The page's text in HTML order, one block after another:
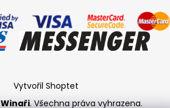
Vytvořil Shoptet
Winaři. Všechna práva vyhrazena.